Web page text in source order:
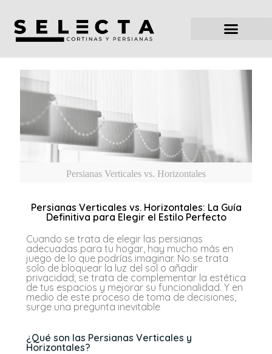
Persianas Verticales vs. Horizontales
Persianas Verticales vs. Horizontales: La Guía
Definitiva para Elegir el Estilo Perfecto
Cuando se trata de elegir las persianas
adecuadas para tu hogar, hay mucho más en
juego de lo que podrías imaginar. No se trata
solo de bloquear la luz del sol o añadir
privacidad; se trata de complementar la estética
de tus espacios y mejorar su funcionalidad. Y en
medio de este proceso de toma de decisiones,
surge una pregunta inevitable
¿Qué son las Persianas Verticales y
Horizontales?